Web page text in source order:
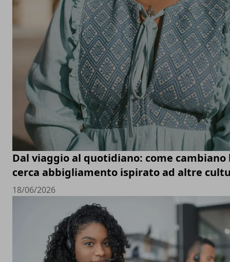
Dal viaggio al quotidiano: come cambiano
cerca abbigliamento ispirato ad altre
18/06/2026